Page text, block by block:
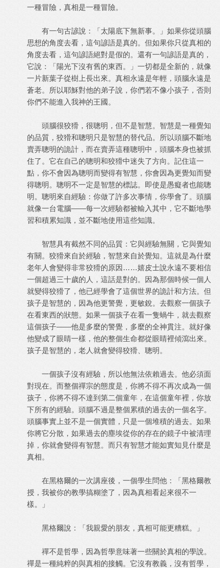
一種冒險，真相是一種冒險。
有一句古諺說：「太陽底下無新事。」如果你從頭腦
思想的角度去看，這句諺語是真的。但如果你只從真相的
角度去看，這句諺語絕對是假的。還有一句諺語是真的，
它說：「陽光下沒有舊的東西。」一切都是全新的，就像
一片新葉子從樹上長出來。真相永遠是年輕，頭腦永遠是
蒼老。所以耶穌對他的弟子說，你們若不像小孩子，否則
你們不能進入我神的王國。
頭腦很狡猾，很聰明，但不是智慧。智慧是一種覺知
的品質，狡猾和聰明只是智慧的替代品。所以頭腦不斷地
賣弄聰明的詭計，而在賣弄這種聰明中，頭腦本身也被抓
住了。它在自己的聰明和狡猾中迷失了方向。記住這一
點，你不會因為聰明而變得有智慧，你會因為更覺知而變
得聰明。聰明不一定是智慧的標誌。即使是愚癡者也能聰
明。聰明來自經驗：你做了許多次事情，你學會了。頭腦
就像一台電腦——每一次經驗都被輸入其中，它不斷地學
習和積累知識，並不斷地使用這些知識。
智慧具有截然不同的品質：它與經驗無關，它與覺知
有關。狡猾來自於經驗，智慧來自於覺知。這就是為什麼
老年人會變得非常狡猾的原因……嬉皮士說永遠不要相信
一個超過三十歲的人，這話是對的。因為那個時候一個人
就變得狡猾了，他已經學會了這個世界的詭計和方法。但
孩子是智慧的，因為他更警覺，更敏銳。去觀察一個孩子
在看東西的狀態。如果一個孩子在看一隻蝸牛，就去觀察
這個孩子——他是多麼的警覺，多麼的全神貫注。就好像
他變成了眼睛一樣，他的整個生命都從眼睛裡傾瀉出來。
孩子是智慧的，老人就會變得狡猾、聰明。
一個孩子沒有經驗，所以他無法依賴過去。他必須面
對現在。而整個禪宗的態度是，你將不得不再次成為一個
孩子，你將不得不達到第二個童年，在這個童年裡，你放
下所有的經驗。頭腦不過是整個累積的過去的一個名字。
頭腦事實上並不是一個實體，只是一個堆積的過去。如果
你將它分散，如果過去的塵埃從你的存在的鏡子中被清理
掉，你就會變得有智慧。而只有智慧才能如實知見什麼是
真相。
在黑格爾的一次講座後，一個學生問他：「黑格爾教
授，我被你的教學搞糊塗了，因為真相看起來很不一
樣。」
黑格爾說：「我親愛的朋友，真相可能更糟糕。」
禪不是哲學，因為哲學意味著一些關於真相的學說。
禪是一種純粹的與真相的接觸。它沒有教義，沒有哲學，